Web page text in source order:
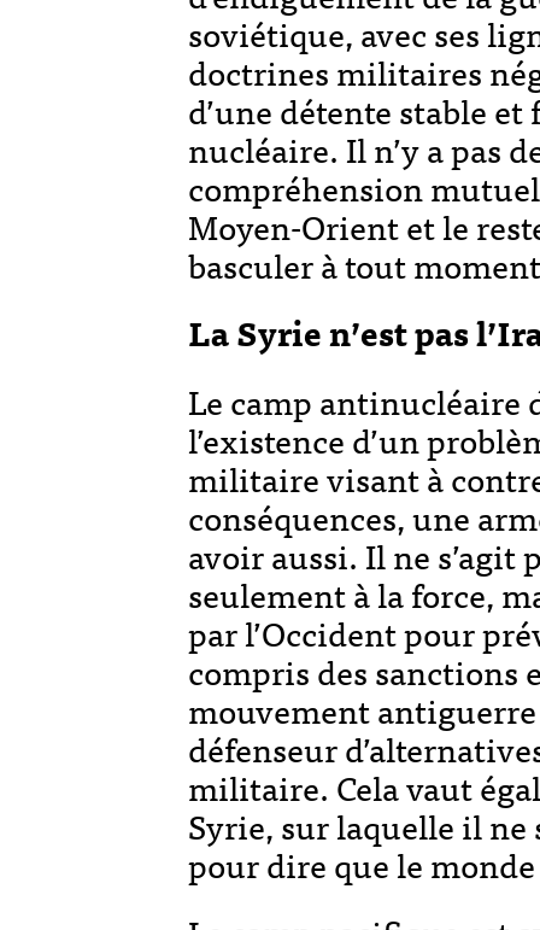
soviétique, avec ses
doctrines militaires
d’une détente stable
nucléaire. Il n’y a pas
compréhension
Moyen-Orient et le
basculer à tout
La Syrie n’est pas
Le camp
l’existence d’un
militaire visant à
conséquences, une
avoir aussi. Il ne s’agit
seulement à la force,
par l’Occident pour
compris des sanctions
mouvement
défenseur
militaire. Cela vaut
Syrie, sur laquelle il ne
pour dire que le